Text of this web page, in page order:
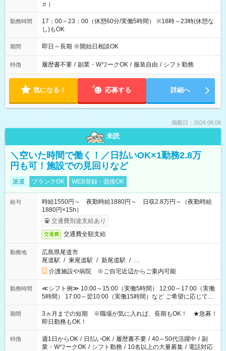
♬）
勤務時間
17：00～23：00（休憩60分/実働5時間） ※18時～23時(休憩な
し)もOK
期間 即日～長期 ※開始日相談OK
特徴 履歴書不要 / 副業・WワークOK / 服装自由 / シフト勤務
気になる！ 応募する 詳細へ
掲載日：2026.08.08
未読
＼空いた時間で働く！／日払いOK×1勤務2.8万
円も可！施設での見回りなど
派遣 ブランクOK WEB登録・面接OK
給与
時給1550円～ 夜勤時給1880円～ 日収2.8万円～（夜勤時給
1880円×15h）
交通費別途支給あり
交通費 交通費全額支給
勤務地
広島県尾道市
尾道駅 / 東尾道駅 / 新尾道駅 / …
介護施設や病院 ※ご自宅近辺からご案内可能
勤務時間
≪シフト例≫ 10:00～15:00（実働5時間） 12:00～17:00（実働
5時間） 17:00～翌10:00（実働15時間）など ご希望に応じて、
働く時間は調整できます！ お気軽に担当へ相談ください！
期間
3ヵ月までの短期 ※職場が気に入れば、長期もOK！ ★急募！
即日勤務もOK！
特徴 週1日からOK / 日払いOK / 履歴書不要 / 40～50代活躍中 / 副
業・WワークOK / シフト勤務 / 10名以上の大量募集 / 電話対応